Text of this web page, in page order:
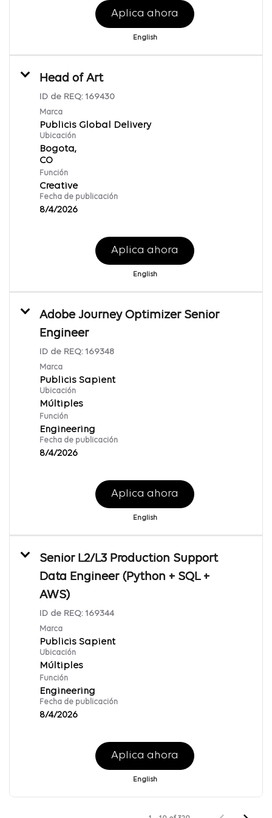
Aplica ahora
English
Head of Art
ID de REQ: 169430
Marca
Publicis Global Delivery
Ubicación
Bogota,
Función
Creative
Fecha de publicación
8/4/2026
Aplica ahora
English
Adobe Journey Optimizer Senior
Engineer
ID de REQ: 169348
Marca
Publicis Sapient
Ubicación
Múltiples
Función
Engineering
Fecha de publicación
8/4/2026
Aplica ahora
English
Senior L2/L3 Production Support
Data Engineer (Python + SQL +
AWS)
ID de REQ: 169344
Marca
Publicis Sapient
Ubicación
Múltiples
Función
Engineering
Fecha de publicación
8/4/2026
Aplica ahora
English